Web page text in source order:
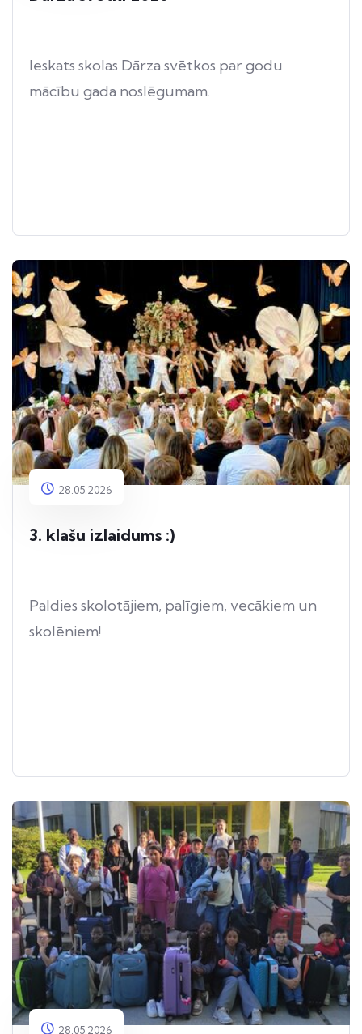
Ieskats skolas Dārza svētkos par godu
mācību gada noslēgumam.
28.05.2026
3. klašu izlaidums :)
Paldies skolotājiem, palīgiem, vecākiem un
skolēniem!
28.05.2026